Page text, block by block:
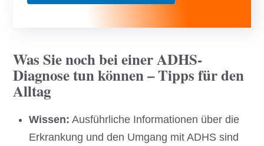
Was Sie noch bei einer ADHS-
Diagnose tun können – Tipps für den
Alltag
Wissen: Ausführliche Informationen über die
Erkrankung und den Umgang mit ADHS sind